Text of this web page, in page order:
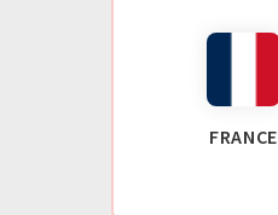
FRANCE